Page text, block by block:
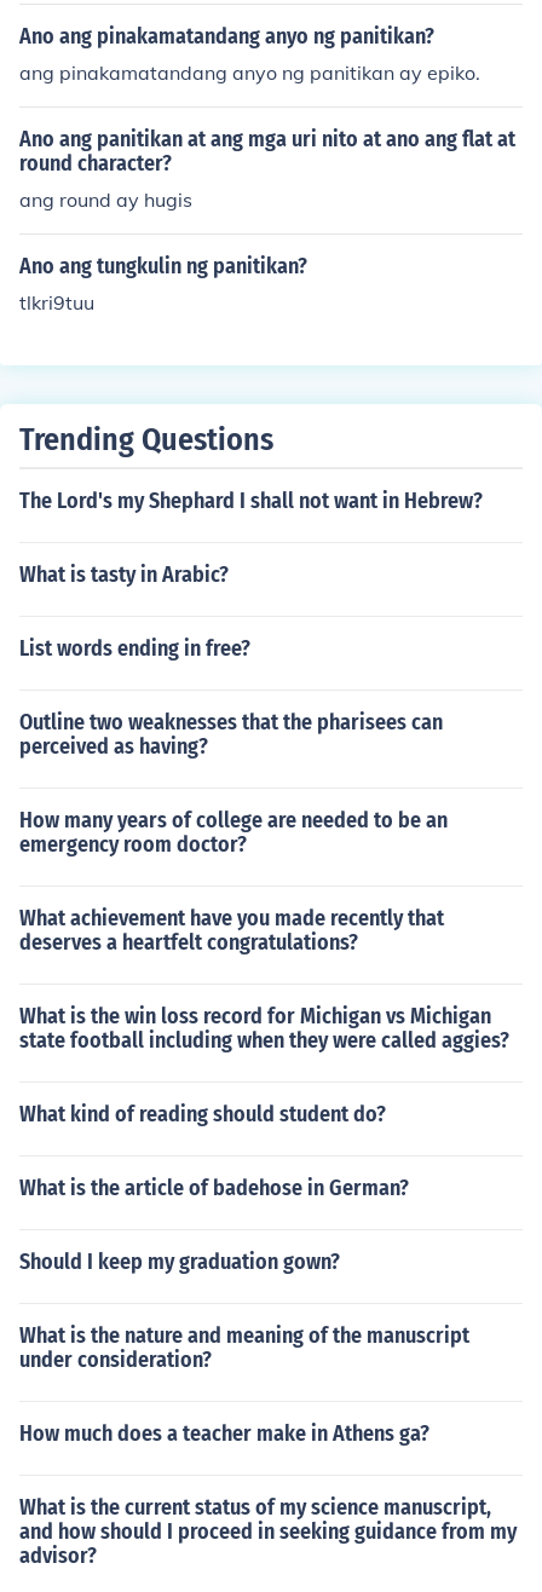
Ano ang pinakamatandang anyo ng panitikan?
ang pinakamatandang anyo ng panitikan ay epiko.
Ano ang panitikan at ang mga uri nito at ano ang flat at
round character?
ang round ay hugis
Ano ang tungkulin ng panitikan?
tlkri9tuu
Trending Questions
The Lord's my Shephard I shall not want in Hebrew?
What is tasty in Arabic?
List words ending in free?
Outline two weaknesses that the pharisees can
perceived as having?
How many years of college are needed to be an
emergency room doctor?
What achievement have you made recently that
deserves a heartfelt congratulations?
What is the win loss record for Michigan vs Michigan
state football including when they were called aggies?
What kind of reading should student do?
What is the article of badehose in German?
Should I keep my graduation gown?
What is the nature and meaning of the manuscript
under consideration?
How much does a teacher make in Athens ga?
What is the current status of my science manuscript,
and how should I proceed in seeking guidance from my
advisor?